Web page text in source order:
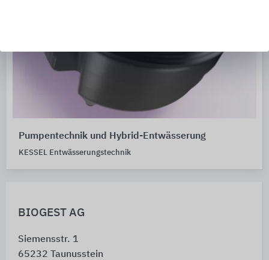
BIOGEST AG
Siemensstr. 1
65232
Taunusstein
Pumpentechnik und Hybrid-Entwässerung
KESSEL Entwässerungstechnik